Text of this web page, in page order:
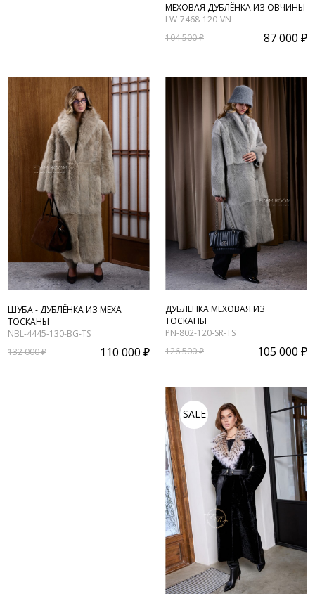
МЕХОВАЯ ДУБЛЁНКА ИЗ ОВЧИНЫ
LW-7468-120-VN
104 500 ₽
87 000 ₽
ШУБА - ДУБЛЁНКА ИЗ МЕХА
ТОСКАНЫ
NBL-4445-130-BG-TS
132 000 ₽
110 000 ₽
ДУБЛЁНКА МЕХОВАЯ ИЗ
ТОСКАНЫ
PN-802-120-SR-TS
126 500 ₽
105 000 ₽
SALE